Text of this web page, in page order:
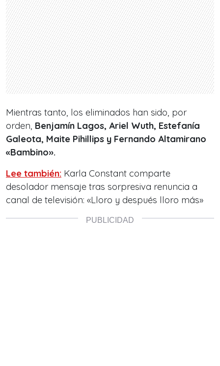
Mientras tanto, los eliminados han sido, por
orden, Benjamín Lagos, Ariel Wuth, Estefanía
Galeota, Maite Pihillips y Fernando Altamirano
«Bambino».
Lee también: Karla Constant comparte
desolador mensaje tras sorpresiva renuncia a
canal de televisión: «Lloro y después lloro más»